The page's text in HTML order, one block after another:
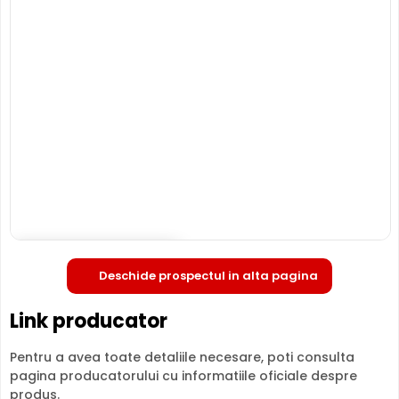
SLOT CARD
Puteti inregistra imaginile obtinute de aceasta camera
atat pe un inregistrator de tip DVR, NVR, sau chiar PC, insa
puteti inregistra si pe un card de memorie, deoarece
MICROFON INCLUS
Deschide prospectul in alta pagina
Link producator
Pentru a avea toate detaliile necesare, poti consulta
pagina producatorului cu informatiile oficiale despre
produs.